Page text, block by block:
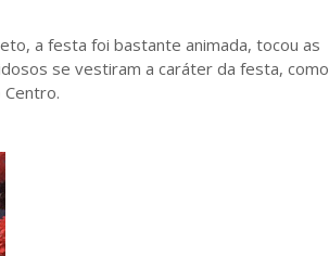
a festa foi bastante animada, tocou as
se vestiram a caráter da festa, como